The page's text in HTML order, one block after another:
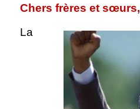
Chers frères et sœurs,
La